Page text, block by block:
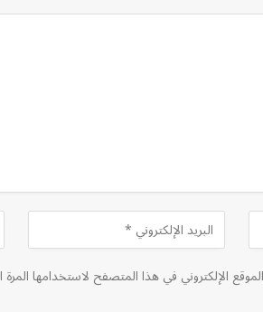
الإلكتروني في هذا المتصفح لاستخدامها